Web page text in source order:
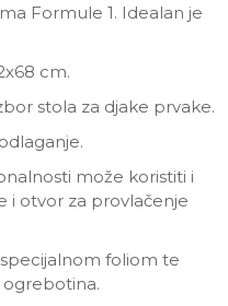
Formule 1. Idealan je
cm.
stola za djake prvake.
može koristiti i
i otvor za provlačenje
foliom te
ogrebotina.